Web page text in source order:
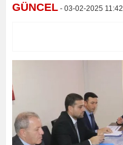
GÜNCEL - 03-02-2025 11:42